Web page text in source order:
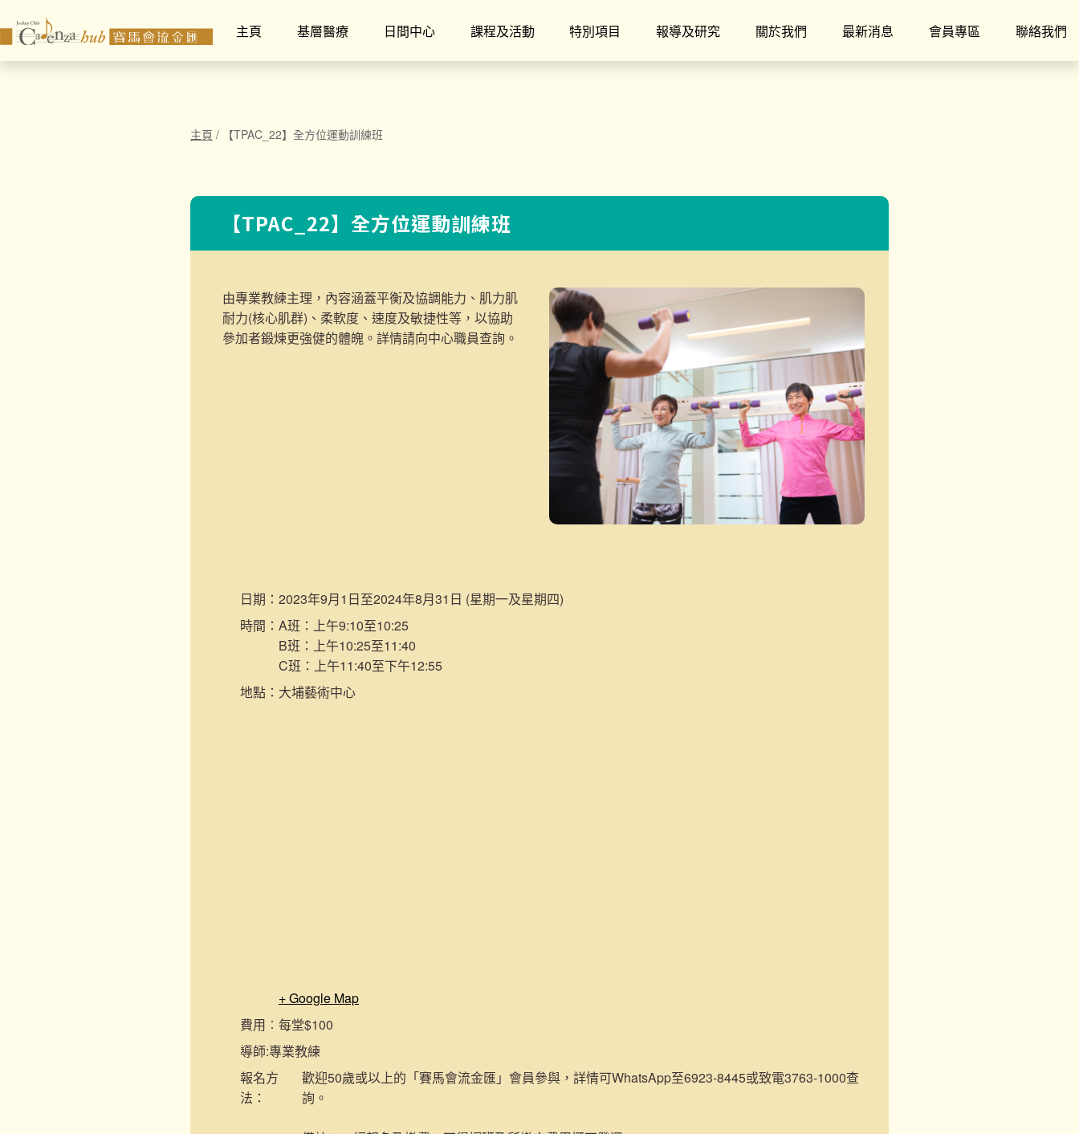
主頁 基層醫療 日間中心 課程及活動 特別項目 報導及研究 關於我們 最新消息 會員專區 聯絡我們
主頁 / 【TPAC_22】全方位運動訓練班
【TPAC_22】全方位運動訓練班
由專業教練主理，內容涵蓋平衡及協調能力、肌力肌
耐力(核心肌群)、柔軟度、速度及敏捷性等，以協助
參加者鍛煉更強健的體魄。詳情請向中心職員查詢。
日期： 2023年9月1日至2024年8月31日 (星期一及星期四)
時間： A班：上午9:10至10:25
B班：上午10:25至11:40
C班：上午11:40至下午12:55
地點： 大埔藝術中心
+ Google Map
費用︰ 每堂$100
導師:專業教練
報名方
法：
歡迎50歲或以上的「賽馬會流金匯」會員參與，詳情可WhatsApp至6923-8445或致電3763-1000查
詢。